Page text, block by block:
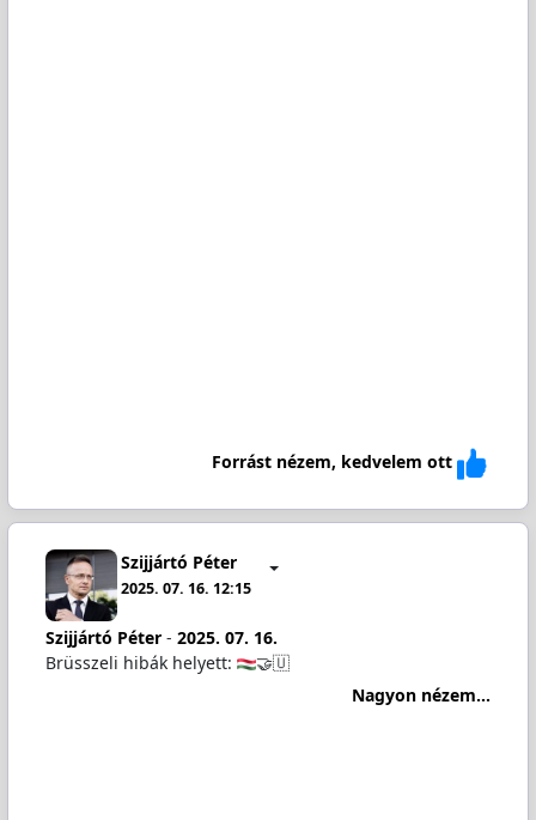
Forrást nézem, kedvelem ott
Szijjártó Péter
2025. 07. 16. 12:15
Szijjártó Péter- 2025. 07. 16.
Brüsszeli hibák helyett:
🤝🇺
Nagyon nézem...